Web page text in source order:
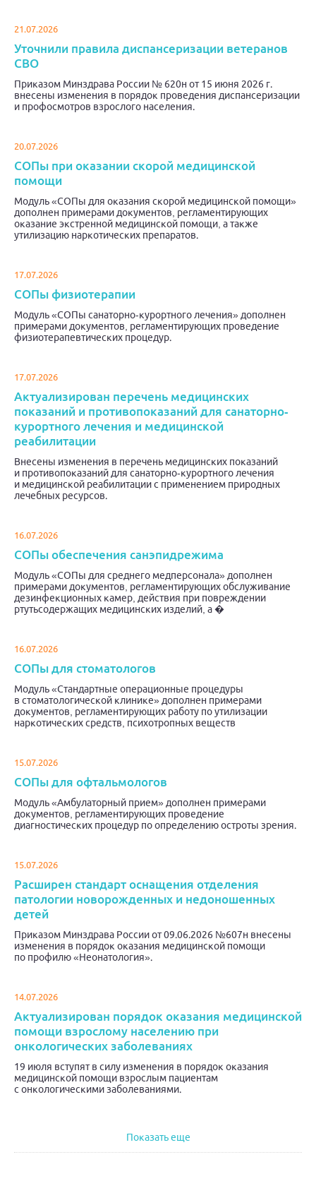
21.07.2026
Уточнили правила диспансеризации ветеранов
СВО
Приказом Минздрава России № 620н от 15 июня 2026 г.
внесены изменения в порядок проведения диспансеризации
и профосмотров взрослого населения.
20.07.2026
СОПы при оказании скорой медицинской
помощи
Модуль «СОПы для оказания скорой медицинской помощи»
дополнен примерами документов, регламентирующих
оказание экстренной медицинской помощи, а также
утилизацию наркотических препаратов.
17.07.2026
СОПы физиотерапии
Модуль «СОПы санаторно-курортного лечения» дополнен
примерами документов, регламентирующих проведение
физиотерапевтических процедур.
17.07.2026
Актуализирован перечень медицинских
показаний и противопоказаний для санаторно-
курортного лечения и медицинской
реабилитации
Внесены изменения в перечень медицинских показаний
и противопоказаний для санаторно-курортного лечения
и медицинской реабилитации с применением природных
лечебных ресурсов.
16.07.2026
СОПы обеспечения санэпидрежима
Модуль «СОПы для среднего медперсонала» дополнен
примерами документов, регламентирующих обслуживание
дезинфекционных камер, действия при повреждении
ртутьсодержащих медицинских изделий, а �
16.07.2026
СОПы для стоматологов
Модуль «Стандартные операционные процедуры
в стоматологической клинике» дополнен примерами
документов, регламентирующих работу по утилизации
наркотических средств, психотропных веществ
15.07.2026
СОПы для офтальмологов
Модуль «Амбулаторный прием» дополнен примерами
документов, регламентирующих проведение
диагностических процедур по определению остроты зрения.
15.07.2026
Расширен стандарт оснащения отделения
патологии новорожденных и недоношенных
детей
Приказом Минздрава России от 09.06.2026 №607н внесены
изменения в порядок оказания медицинской помощи
по профилю «Неонатология».
14.07.2026
Актуализирован порядок оказания медицинской
помощи взрослому населению при
онкологических заболеваниях
19 июля вступят в силу изменения в порядок оказания
медицинской помощи взрослым пациентам
с онкологическими заболеваниями.
Показать еще